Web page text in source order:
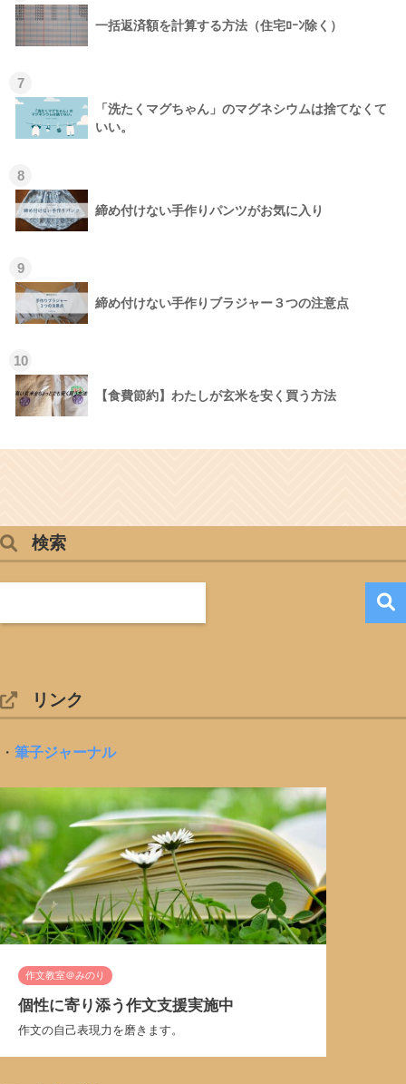
一括返済額を計算する方法（住宅ﾛｰﾝ除く）
7
「洗たくマグちゃん」のマグネシウムは捨てなくて
いい。
8
締め付けない手作りパンツがお気に入り
9
締め付けない手作りブラジャー３つの注意点
10
【食費節約】わたしが玄米を安く買う方法
検索
リンク
・ 筆子ジャーナル
作文教室＠みのり
個性に寄り添う作文支援実施中
作文の自己表現力を磨きます。